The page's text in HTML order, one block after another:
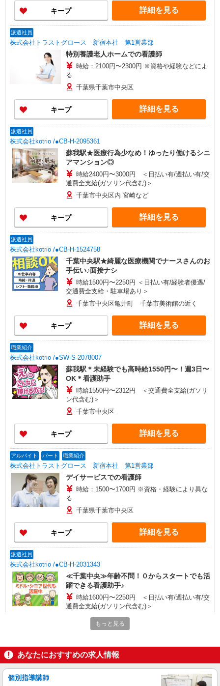
キープ 詳細を見る
派遣社員
株式会社トラストグロース 新宿本社 第1営業部
特別養護老人ホームでの看護師
時給：2100円〜2300円 ※資格や経験などによ
る
千葉県千葉市中央区
キープ 詳細を見る
派遣社員
株式会社kotrio /●CB-H-2095361
蘇我駅★医療行為少なめ！ゆったり働けるシニ
アマンション◎
時給2400円〜3000円 ＜日払い有/週払い有/交
通費全支給(ガソリン代含む)＞
千葉市中央区内 宮崎など
キープ 詳細を見る
派遣社員
株式会社kotrio /●CB-H-1524758
千葉中央駅★綺麗な医療機関でナースさんのお
手伝い♪面接ナシ
時給1500円〜2250円 ＜日払い有/経験者優遇/
交通費全支給・駐車場あり＞
千葉市中央区亀井町 千葉市美術館の近く
キープ 詳細を見る
職業紹介
株式会社kotrio /●SW-S-2078007
蘇我駅＊未経験でも高時給1550円〜！週3日〜
OK＊看護助手
時給1550円〜2312円 ＜交通費全支給(ガソリ
ン代含む)＞
千葉市中央区
キープ 詳細を見る
アルバイト パート 職業紹介
株式会社トラストグロース 新宿本社 第1営業部
デイサービスでの看護師
時給：1500〜1700円 ※資格・経験により異な
る
千葉県千葉市中央区
キープ 詳細を見る
派遣社員
株式会社kotrio /●CB-H-2031343
≪千葉中央≫年齢不問！０からスタートでも活
躍できる看護助手♪
時給1600円〜2250円 ＜日払い有/週払い有/交
通費全支給(ガソリン代含む)＞
千葉市中央区//最寄り駅：千葉中央
派遣社員
株式会社トラストグロース 新宿本社 第1営業部
もっと見る
あなたにおすすめの求人情報
個別指導講師